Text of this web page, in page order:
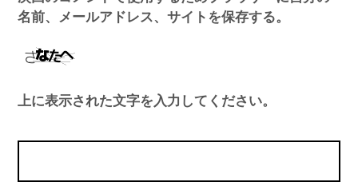
名前、メールアドレス、サイトを保存する。
上に表示された文字を入力してください。